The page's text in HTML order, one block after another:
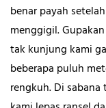
benar payah
menggigil.
tak kunjung kami
beberapa puluh
rengkuh. Di